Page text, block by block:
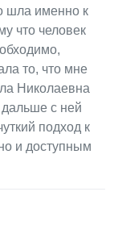
шла именно к
что человек
то, что мне
Николаевна
с ней
подход к
и доступным